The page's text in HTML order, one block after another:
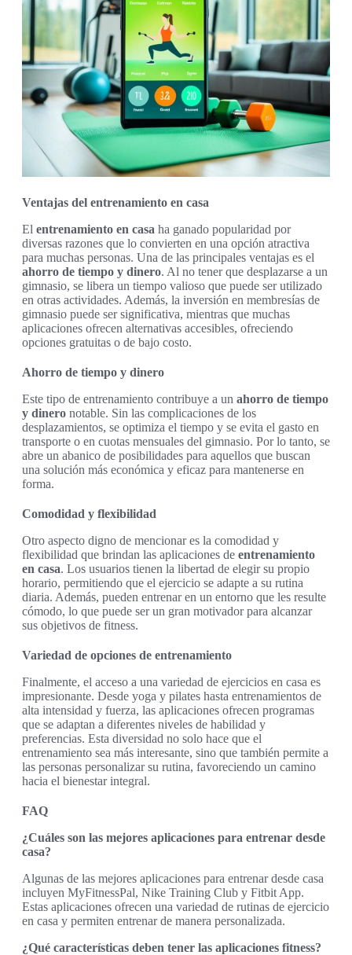
Ventajas del entrenamiento en casa
El entrenamiento en casa ha ganado popularidad por
diversas razones que lo convierten en una opción atractiva
para muchas personas. Una de las principales ventajas es el
ahorro de tiempo y dinero. Al no tener que desplazarse a un
gimnasio, se libera un tiempo valioso que puede ser utilizado
en otras actividades. Además, la inversión en membresías de
gimnasio puede ser significativa, mientras que muchas
aplicaciones ofrecen alternativas accesibles, ofreciendo
opciones gratuitas o de bajo costo.
Ahorro de tiempo y dinero
Este tipo de entrenamiento contribuye a un ahorro de tiempo
y dinero notable. Sin las complicaciones de los
desplazamientos, se optimiza el tiempo y se evita el gasto en
transporte o en cuotas mensuales del gimnasio. Por lo tanto, se
abre un abanico de posibilidades para aquellos que buscan
una solución más económica y eficaz para mantenerse en
forma.
Comodidad y flexibilidad
Otro aspecto digno de mencionar es la comodidad y
flexibilidad que brindan las aplicaciones de entrenamiento
en casa. Los usuarios tienen la libertad de elegir su propio
horario, permitiendo que el ejercicio se adapte a su rutina
diaria. Además, pueden entrenar en un entorno que les resulte
cómodo, lo que puede ser un gran motivador para alcanzar
sus objetivos de fitness.
Variedad de opciones de entrenamiento
Finalmente, el acceso a una variedad de ejercicios en casa es
impresionante. Desde yoga y pilates hasta entrenamientos de
alta intensidad y fuerza, las aplicaciones ofrecen programas
que se adaptan a diferentes niveles de habilidad y
preferencias. Esta diversidad no solo hace que el
entrenamiento sea más interesante, sino que también permite a
las personas personalizar su rutina, favoreciendo un camino
hacia el bienestar integral.
FAQ
¿Cuáles son las mejores aplicaciones para entrenar desde
casa?
Algunas de las mejores aplicaciones para entrenar desde casa
incluyen MyFitnessPal, Nike Training Club y Fitbit App.
Estas aplicaciones ofrecen una variedad de rutinas de ejercicio
en casa y permiten entrenar de manera personalizada.
¿Qué características deben tener las aplicaciones fitness?